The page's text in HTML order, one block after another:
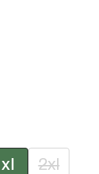
xl 2xl